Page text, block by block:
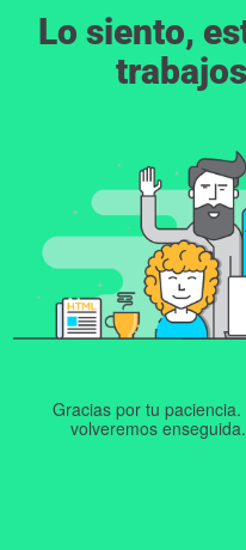
Lo siento,
Gracias por tu
volveremos